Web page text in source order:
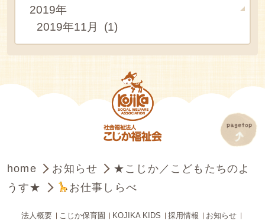
2019年
2019年11月 (1)
home お知らせ
★こじか／こどもたちのよ
うす★
お仕事しらべ
法人概要 こじか保育園 KOJIKA KIDS 採用情報 お知らせ